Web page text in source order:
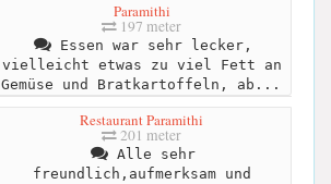
Paramithi
197 meter
Essen war sehr lecker,
vielleicht etwas zu viel Fett an
Gemüse und Bratkartoffeln, ab...
Restaurant Paramithi
201 meter
Alle sehr
freundlich,aufmerksam und